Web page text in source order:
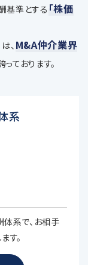
基準とする 「株価
、 M&A仲介業界
っております。
系
系で、お相手
す。